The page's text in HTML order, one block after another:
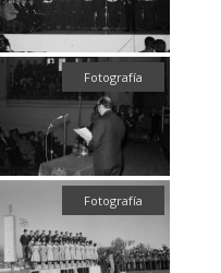
Fotografía
Fotografía